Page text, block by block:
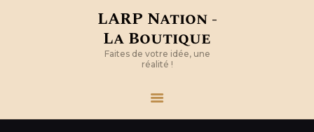
LARP Nation -
La Boutique
Faites de votre idée, une
réalité !